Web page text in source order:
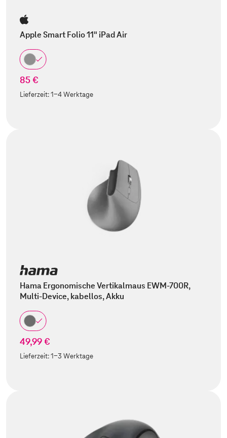
Apple Smart Folio 11" iPad Air
85 €
Lieferzeit:1-4 Werktage
Hama Ergonomische Vertikalmaus EWM-700R,
Multi-Device, kabellos, Akku
49,99 €
Lieferzeit:1-3 Werktage